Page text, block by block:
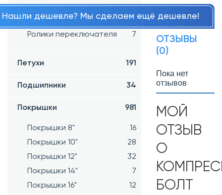
Переключатели задние 65
Ролики переключателя 7
Петухи 191
Подшипники 34
Покрышки 981
Покрышки 8"
16
Покрышки 10"
28
Покрышки 12"
32
Покрышки 14"
7
Покрышки 16"
12
Нашли дешевле? Мы сделаем ещё дешевле!
ОТЗЫВЫ
(0)
Пока нет
отзывов
МОЙ
ОТЗЫВ
О
БОЛТ